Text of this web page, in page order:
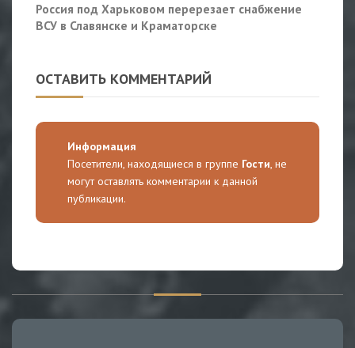
Россия под Харьковом перерезает снабжение
ВСУ в Славянске и Краматорске
ОСТАВИТЬ КОММЕНТАРИЙ
Информация
Посетители, находящиеся в группе Гости, не
могут оставлять комментарии к данной
публикации.